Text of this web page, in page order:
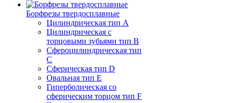
Борфрезы твердосплавные
Цилиндрическая тип A
Цилиндрическая с
торцовыми зубьями тип B
Сфероцилиндрическая тип
C
Сферическая тип D
Овальная тип E
Гиперболическая со
сферическим торцом тип F